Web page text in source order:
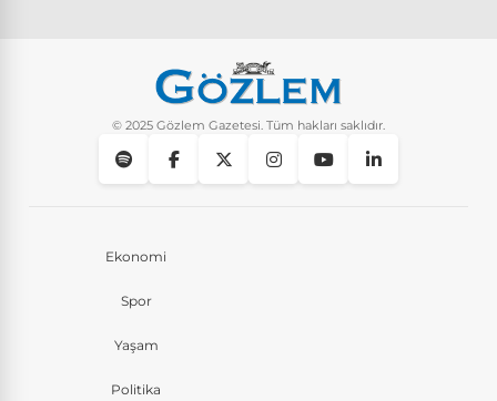
Instagram’da keşfet nasıl temizlenir?
© 2025 Gözlem Gazetesi. Tüm hakları saklıdır.
Ekonomi
Spor
Yaşam
Politika